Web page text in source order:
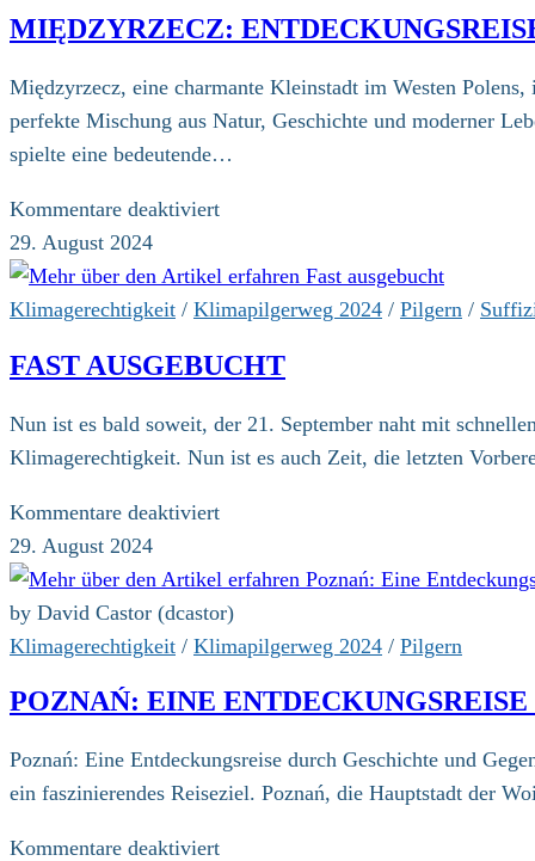
MIĘDZYRZECZ:
Międzyrzecz, eine charmante Kleinstadt im Westen
perfekte Mischung aus Natur, Geschichte und moderner
spielte eine bedeutende…
Kommentare deaktiviertfür
Entdeckungsreise
in
historische
29. August 2024
Klimagerechtigkeit / Klimapilgerweg 2024 / Pilgern /
FAST AUSGEBUCHT
Nun ist es bald soweit, der 21. September naht mit
Klimagerechtigkeit. Nun ist es auch Zeit, die letzten
Kommentare deaktiviertfür
ausgebucht
29. August 2024
by David Castor (dcastor)
Klimagerechtigkeit / Klimapilgerweg 2024 / Pilgern
POZNAŃ: EINE
Poznań: Eine Entdeckungsreise durch Geschichte und
ein faszinierendes Reiseziel. Poznań, die Hauptstadt der
Kommentare deaktiviertfür